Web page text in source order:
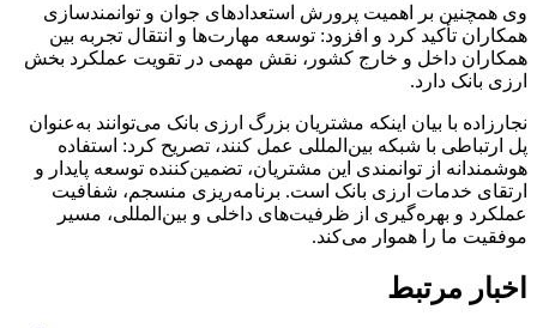
وی همچنین بر اهمیت پرورش استعدادهای جوان و توانمندسازی
همکاران تأکید کرد و افزود: توسعه مهارت‌ها و انتقال تجربه بین
همکاران داخل و خارج کشور، نقش مهمی در تقویت عملکرد بخش
ارزی بانک دارد.
نجارزاده با بیان اینکه مشتریان بزرگ ارزی بانک می‌توانند به‌عنوان
پل ارتباطی با شبکه بین‌المللی عمل کنند، تصریح کرد: استفاده
هوشمندانه از توانمندی این مشتریان، تضمین‌کننده توسعه پایدار و
ارتقای خدمات ارزی بانک است. برنامه‌ریزی منسجم، شفافیت
عملکرد و بهره‌گیری از ظرفیت‌های داخلی و بین‌المللی، مسیر
موفقیت ما را هموار می‌کند.
اخبار مرتبط